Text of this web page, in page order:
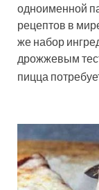
одноименной
рецептов в
же набор
дрожжевым
пицца